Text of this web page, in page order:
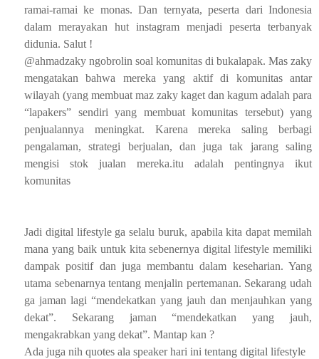
ramai-ramai ke monas. Dan ternyata, peserta dari Indonesia
dalam merayakan hut instagram menjadi peserta terbanyak
didunia. Salut !
@ahmadzaky ngobrolin soal komunitas di bukalapak. Mas zaky
mengatakan bahwa mereka yang aktif di komunitas antar
wilayah (yang membuat maz zaky kaget dan kagum adalah para
“lapakers” sendiri yang membuat komunitas tersebut) yang
penjualannya meningkat. Karena mereka saling berbagi
pengalaman, strategi berjualan, dan juga tak jarang saling
mengisi stok jualan mereka.itu adalah pentingnya ikut
komunitas
Jadi digital lifestyle ga selalu buruk, apabila kita dapat memilah
mana yang baik untuk kita sebenernya digital lifestyle memiliki
dampak positif dan juga membantu dalam keseharian. Yang
utama sebenarnya tentang menjalin pertemanan. Sekarang udah
ga jaman lagi “mendekatkan yang jauh dan menjauhkan yang
dekat”. Sekarang jaman “mendekatkan yang jauh,
mengakrabkan yang dekat”. Mantap kan ?
Ada juga nih quotes ala speaker hari ini tentang digital lifestyle